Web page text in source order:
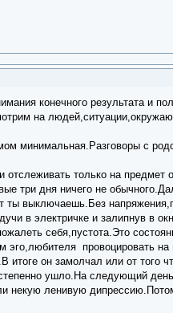
конечного
на
минимальная.Разговоры с
отслеживать
три дня ничего не
выключаешь.Без
в электричке и залипнув в
себя,пустота.Это
эго,любителя провоцировать
итоге он замолчал или от того
ушло.На следующий
некую ленивую